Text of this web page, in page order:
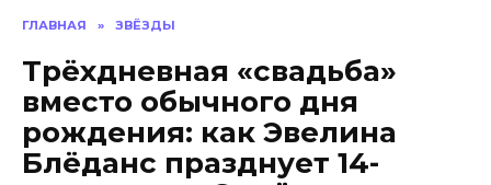
ГЛАВНАЯ » ЗВЁЗДЫ
Трёхдневная «свадьба»
вместо обычного дня
рождения: как Эвелина
Блёданс празднует 14-